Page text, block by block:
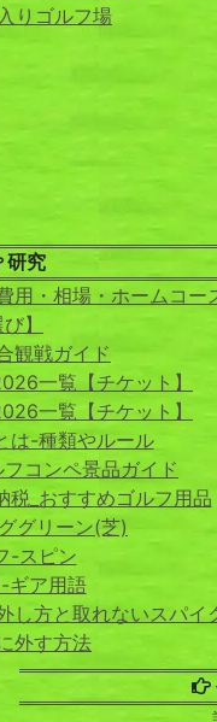
りゴルフ場
研究
用・相場・ホームコー
】
観戦ガイド
一覧【チケット】
一覧【チケット】
は-種類やルール
コンペ景品ガイド
税_おすすめゴルフ用品
グリーン(芝)
-スピン
ギア用語
し方と取れないスパイ
外す方法